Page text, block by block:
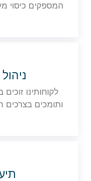
המספקים כיסוי
לקוחותינו
ותומכים בצרכים